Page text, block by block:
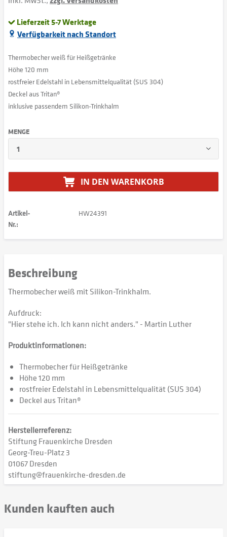
Lieferzeit 5-7 Werktage
Verfügbarkeit nach Standort
Thermobecher weiß für Heißgetränke
Höhe 120 mm
rostfreier Edelstahl in Lebensmittelqualität (SUS 304)
Deckel aus Tritan®
inklusive passendem Silikon-Trinkhalm
MENGE
IN DEN WARENKORB
Artikel-
Nr.:
HW24391
Beschreibung
Thermobecher weiß mit Silikon-Trinkhalm.
Aufdruck:
"Hier stehe ich. Ich kann nicht anders." - Martin Luther
Produktinformationen:
Thermobecher für Heißgetränke
Höhe 120 mm
rostfreier Edelstahl in Lebensmittelqualität (SUS 304)
Deckel aus Tritan®
Herstellerreferenz:
Stiftung Frauenkirche Dresden
Georg-Treu-Platz 3
01067 Dresden
stiftung@frauenkirche-dresden.de
Kunden kauften auch